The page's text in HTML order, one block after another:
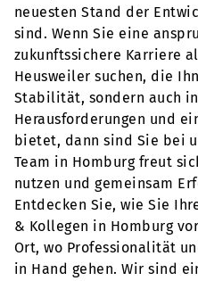
neuesten Stand der
sind. Wenn Sie eine
zukunftssichere Karriere
Heusweiler suchen, die
Stabilität, sondern auch
Herausforderungen und
bietet, dann sind Sie bei
Team in Homburg freut
nutzen und gemeinsam
Entdecken Sie, wie Sie
& Kollegen in Homburg
Ort, wo Professionalität
in Hand gehen. Wir sind